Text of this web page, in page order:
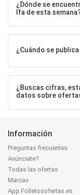
¿Dónde se
Ifa de esta
¿Cuándo se
¿Buscas cifras,
datos sobre
Información
Preguntas frecuentes
Anúnciate?
Todas las ofertas
Marcas
App Folletosofertas.es